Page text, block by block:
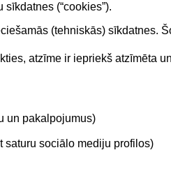
(“cookies”).
(tehniskās) sīkdatnes.
atzīme ir iepriekš atzīmēta
un pakalpojumus)
saturu sociālo mediju profilos)
tālrunis: